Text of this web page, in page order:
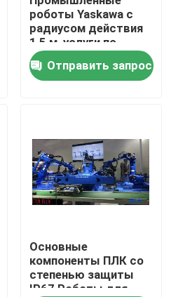
роботы Yaskawa с
радиусом действия
1,5 м, услуги по
вводу в
эксплуатацию и
обучению
Отправить запрос
Основные
компоненты ПЛК со
степенью защиты
IP67 Роботы для